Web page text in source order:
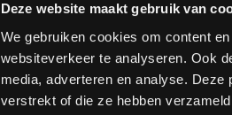
Deze website maakt gebruik van
We gebruiken cookies om content
websiteverkeer te analyseren. Ook
media, adverteren en analyse.
verstrekt of die ze hebben